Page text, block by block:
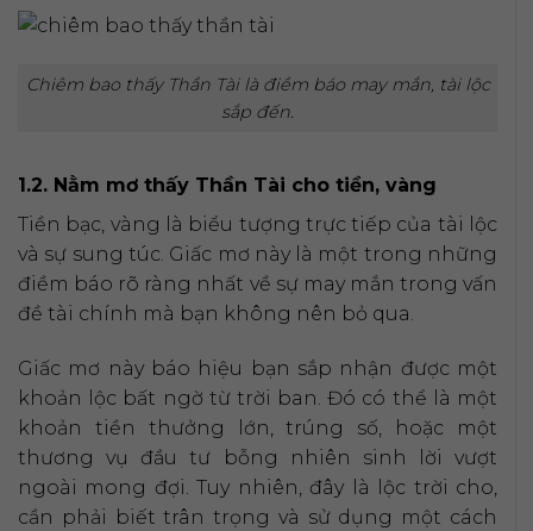
Chiêm bao thấy Thần Tài là điềm báo may mắn, tài lộc
sắp đến.
1.2. Nằm mơ thấy Thần Tài cho tiền, vàng
Tiền bạc, vàng là biểu tượng trực tiếp của tài lộc
và sự sung túc. Giấc mơ này là một trong những
điềm báo rõ ràng nhất về sự may mắn trong vấn
đề tài chính mà bạn không nên bỏ qua.
Giấc mơ này báo hiệu bạn sắp nhận được một
khoản lộc bất ngờ từ trời ban. Đó có thể là một
khoản tiền thưởng lớn, trúng số, hoặc một
thương vụ đầu tư bỗng nhiên sinh lời vượt
ngoài mong đợi. Tuy nhiên, đây là lộc trời cho,
cần phải biết trân trọng và sử dụng một cách